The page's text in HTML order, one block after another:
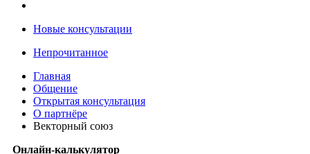
Новые консультации
Непрочитанное
Главная
Общение
Открытая консультация
О партнёре
Векторный союз
Онлайн-калькулятор